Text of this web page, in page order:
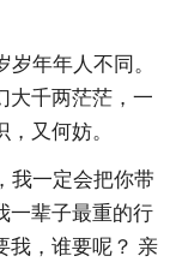
年年人不同。
大千两茫茫，一
又何妨。
我一定会把你带
一辈子最重的行
我，谁要呢？ 亲